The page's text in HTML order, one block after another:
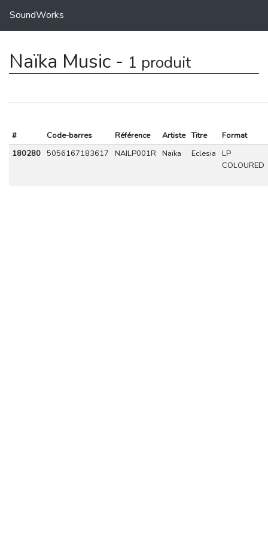
SoundWorks
Naïka Music - 1 produit
# Code-barres Référence Artiste Titre
Format
180280 5056167183617 NAILP001R Naïka Eclesia
LP
COLOURED